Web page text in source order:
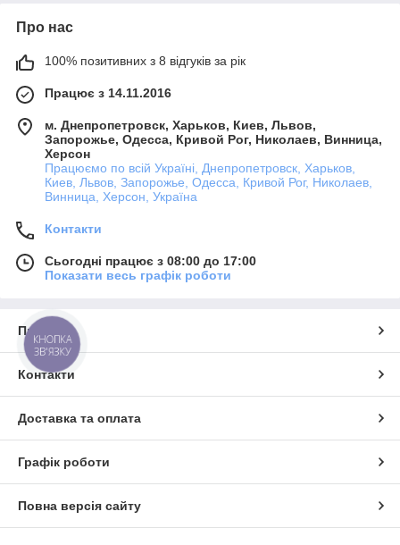
Про нас
100% позитивних з 8 відгуків за рік
Працює з 14.11.2016
м. Днепропетровск, Харьков, Киев, Львов,
Запорожье, Одесса, Кривой Рог, Николаев, Винница,
Херсон
Працюємо по всій Україні, Днепропетровск, Харьков,
Киев, Львов, Запорожье, Одесса, Кривой Рог, Николаев,
Винница, Херсон, Україна
Контакти
Сьогодні працює з 08:00 до 17:00
Показати весь графік роботи
Про нас
Контакти
Доставка та оплата
Графік роботи
Повна версія сайту
КНОПКА
ЗВ'ЯЗКУ